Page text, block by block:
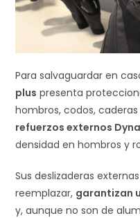
Para salvaguardar en
plus presenta
hombros, codos,
refuerzos externos
densidad en hombros y
Sus deslizaderas
reemplazar, garantizan
y, aunque no son de